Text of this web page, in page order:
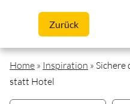
Zurück
Home » Inspiration » Sichere
statt Hotel